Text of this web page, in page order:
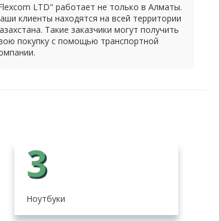
LTD" работает не только в Алматы.
клиенты находятся на всей территории
Такие заказчики могут получить
покупку с помощью транспортной
3
Ноутбуки